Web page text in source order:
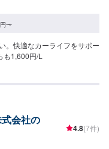
円〜
。快適なカーライフをサポー
も1,600円/L
会社の
4.8(7件)